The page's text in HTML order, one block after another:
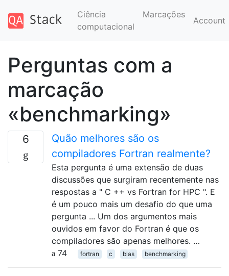
Ciência
computacional
Marcações
Account
Perguntas com a
marcação
«benchmarking»
6
Quão melhores são os
compiladores Fortran realmente?
Esta pergunta é uma extensão de duas
discussões que surgiram recentemente nas
respostas a " C ++ vs Fortran for HPC ". E
é um pouco mais um desafio do que uma
pergunta ... Um dos argumentos mais
ouvidos em favor do Fortran é que os
compiladores são apenas melhores. …
74
fortran c blas benchmarking